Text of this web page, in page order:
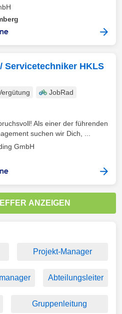
Servicetechniker HKLS
JobRad
Als einer der führenden
suchen wir Dich, ...
GmbH
ANZEIGEN
Projekt-Manager
Abteilungsleiter
Gruppenleitung